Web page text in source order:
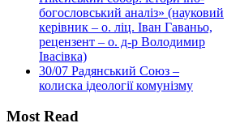
богословський аналіз» (науковий
керівник – о. ліц. Іван Гаваньо,
рецензент – о. д-р Володимир
Івасівка)
30/07 Радянський Союз –
колиска ідеології комунізму
Most Read